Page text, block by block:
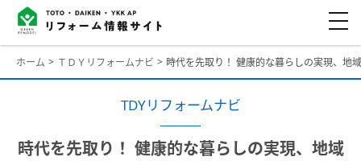
ホーム ＴＤＹリフォームナビ 時代を先取り！ 健康的な暮らしの実現、地
TDYリフォームナビ
時代を先取り！ 健康的な暮らしの実現、地域